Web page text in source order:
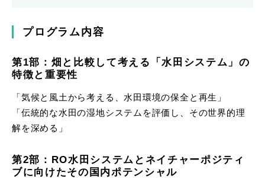
プログラム内容
第1部：畑と比較して考える「水田システム」の
特徴と重要性
「気候と風土から考える、水田環境の保全と再生」
「伝統的な水田の湿地システムを評価し、その世界的理
解を深める」
第2部：RO水田システムとネイチャーポジティ
ブに向けたその国内ポテンシャル